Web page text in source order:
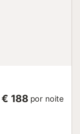
€ 188 por noite